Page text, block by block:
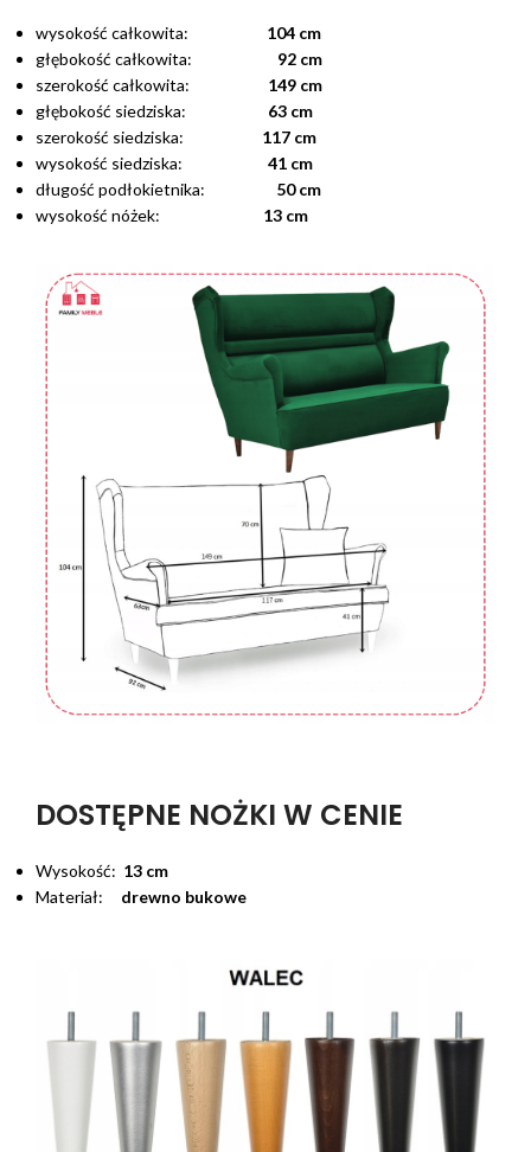
wysokość całkowita: 104 cm
głębokość całkowita: 92 cm
szerokość całkowita: 149 cm
głębokość siedziska: 63 cm
szerokość siedziska: 117 cm
wysokość siedziska: 41 cm
długość podłokietnika: 50 cm
wysokość nóżek: 13 cm
DOSTĘPNE NOŻKI W CENIE
Wysokość: 13 cm
Materiał: drewno bukowe